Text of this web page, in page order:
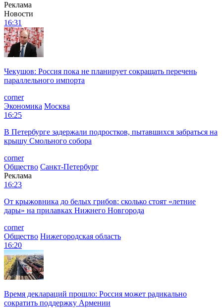
Реклама
Новости
16:31
Чекушов: Россия пока не планирует сокращать перечень
параллельного импорта
corner
Экономика Москва
16:25
В Петербурге задержали подростков, пытавшихся забраться на
крышу Смольного собора
corner
Общество Санкт-Петербург
Реклама
16:23
От крыжовника до белых грибов: сколько стоят «летние
дары» на прилавках Нижнего Новгорода
corner
Общество Нижегородская область
16:20
Время деклараций прошло: Россия может радикально
сократить поддержку Армении